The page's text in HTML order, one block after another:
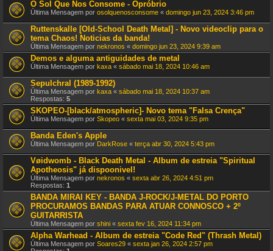
O Sol Que Nos Consome - Opróbrio
Última Mensagem por osolquenosconsome « domingo jun 23, 2024 3:46 pm
Ruttenskalle [Old-School Death Metal] - Novo videoclip para o
tema Chaos! Noticias da banda!
Última Mensagem por nekronos « domingo jun 23, 2024 9:39 am
Demos e alguma antiguidades de metal
Última Mensagem por kaxa « sábado mai 18, 2024 10:46 am
Sepulchral (1989-1992)
Última Mensagem por kaxa « sábado mai 18, 2024 10:37 am
Respostas: 5
SKOPEO-[black/atmospheric]- Novo tema "Falsa Crença"
Última Mensagem por Skopeo « sexta mai 03, 2024 9:35 pm
Banda Eden's Apple
Última Mensagem por DarkRose « terça abr 30, 2024 5:43 pm
Vøidwomb - Black Death Metal - Album de estreia "Spiritual
Apotheosis" já dispoonivel!
Última Mensagem por nekronos « sexta abr 26, 2024 4:51 pm
Respostas: 1
BANDA MIRAI KEY - BANDA J-ROCK/J-METAL DO PORTO
PROCURAMOS BANDAS PARA ATUAR CONNOSCO + 2º
GUITARRISTA
Última Mensagem por shini « sexta fev 16, 2024 11:34 pm
Alpha Warhead - Album de estreia "Code Red" (Thrash Metal)
Última Mensagem por Soares29 « sexta jan 26, 2024 2:57 pm